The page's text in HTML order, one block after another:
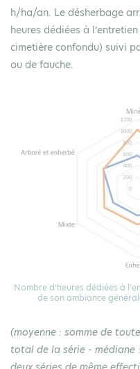
h/ha/an. Le désherbage
heures dédiées à
cimetière confondu) suivi
ou de fauche.
Nombre d’heures dédiées à
de son ambiance
(moyenne : somme de
total de la série - médiane